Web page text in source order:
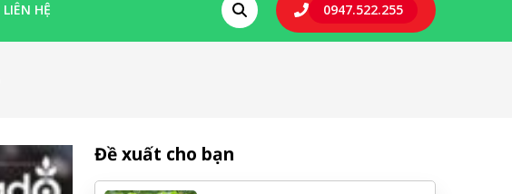
LIÊN HỆ 0947.522.255
Đề xuất cho bạn